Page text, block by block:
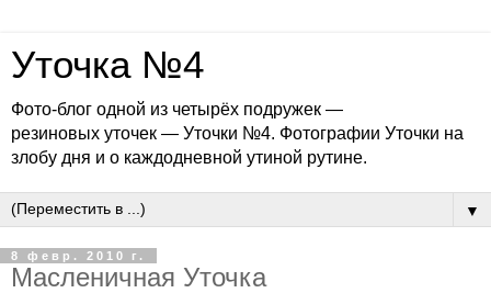
Уточка №4
Фото-блог одной из четырёх подружек —
резиновых уточек — Уточки №4. Фотографии Уточки на
злобу дня и о каждодневной утиной рутине.
▼
8 февр. 2010 г.
Масленичная Уточка